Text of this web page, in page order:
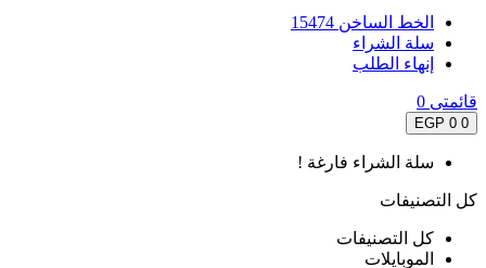
الخط الساخن 15474
سلة الشراء
إنهاء الطلب
قائمتى 0
0
0 EGP
سلة الشراء فارغة !
كل التصنيفات
كل التصنيفات
الموبايلات